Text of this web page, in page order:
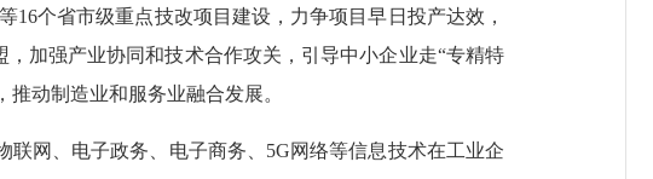
个省市级重点技改项目建设，力争项目早日投产达效，
加强产业协同和技术合作攻关，引导中小企业走“专精特
推动制造业和服务业融合发展。
网、电子政务、电子商务、5G网络等信息技术在工业企